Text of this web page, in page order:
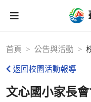
首頁 公告與活動
返回校園活動報導
文心國小家長